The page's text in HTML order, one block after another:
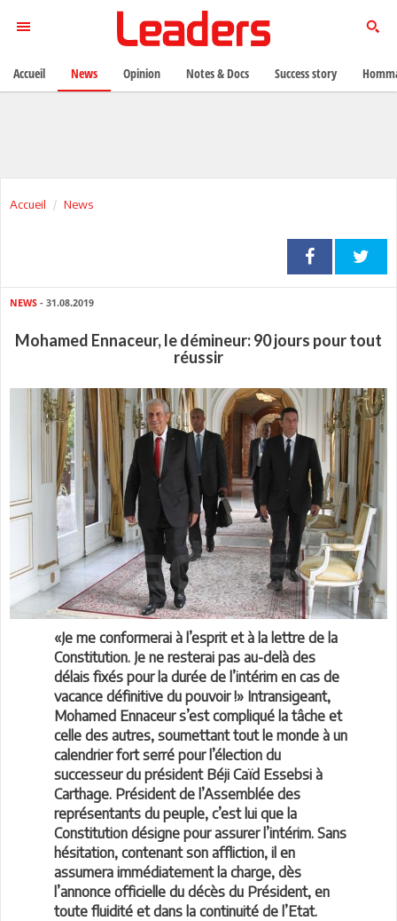
Accueil News
NEWS - 31.08.2019
Mohamed Ennaceur, le démineur: 90 jours pour tout
réussir
«Je me conformerai à l’esprit et à la lettre de la
Constitution. Je ne resterai pas au-delà des
délais fixés pour la durée de l’intérim en cas de
vacance définitive du pouvoir !» Intransigeant,
Mohamed Ennaceur s’est compliqué la tâche et
celle des autres, soumettant tout le monde à un
calendrier fort serré pour l’élection du
successeur du président Béji Caïd Essebsi à
Carthage. Président de l’Assemblée des
représentants du peuple, c’est lui que la
Constitution désigne pour assurer l’intérim. Sans
hésitation, contenant son affliction, il en
assumera immédiatement la charge, dès
l’annonce officielle du décès du Président, en
toute fluidité et dans la continuité de l’Etat.
Accueil News Opinion Notes & Docs Success story